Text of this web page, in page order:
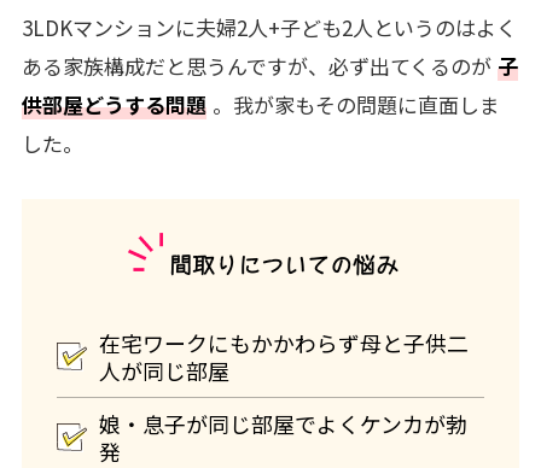
3LDKマンションに夫婦2人+子ども2人というのはよく
ある家族構成だと思うんですが、必ず出てくるのが 子
供部屋どうする問題 。我が家もその問題に直面しま
した。
間取りについての悩み
在宅ワークにもかかわらず母と子供二
人が同じ部屋
娘・息子が同じ部屋でよくケンカが勃
発